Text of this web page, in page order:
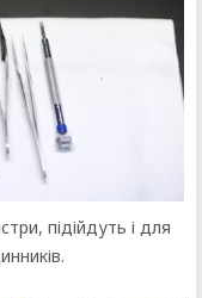
підійдуть і для